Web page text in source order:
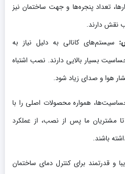
تعداد پنجره‌ها و جهت ساختمان نیز
نقش دارند.
سیستم‌های کانالی به دلیل نیاز به
بسیار بالایی دارند. نصب اشتباه
هوا و صدای زیاد شود.
همواره محصولات اصلی را با
مشتریان ما پس از نصب، از عملکرد
باشند.
و قدرتمند برای کنترل دمای ساختمان